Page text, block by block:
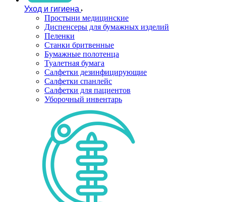
Уход и гигиена
Простыни медицинские
Диспенсеры для бумажных изделий
Пеленки
Станки бритвенные
Бумажные полотенца
Туалетная бумага
Салфетки дезинфицирующие
Салфетки спанлейс
Салфетки для пациентов
Уборочный инвентарь